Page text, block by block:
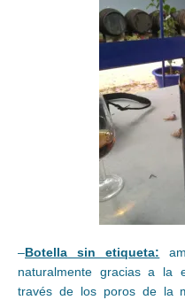
–Botella sin etiqueta:
naturalmente gracias a la
través de los poros de la